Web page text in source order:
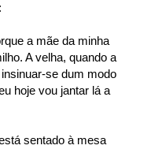
a mãe da minha
A velha, quando a
se dum modo
hoje vou jantar lá a
sentado à mesa